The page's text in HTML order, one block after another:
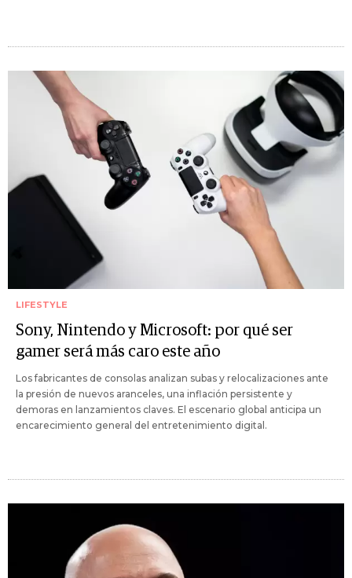
LIFESTYLE
Sony, Nintendo y Microsoft: por qué ser
gamer será más caro este año
Los fabricantes de consolas analizan subas y relocalizaciones ante
la presión de nuevos aranceles, una inflación persistente y
demoras en lanzamientos claves. El escenario global anticipa un
encarecimiento general del entretenimiento digital.